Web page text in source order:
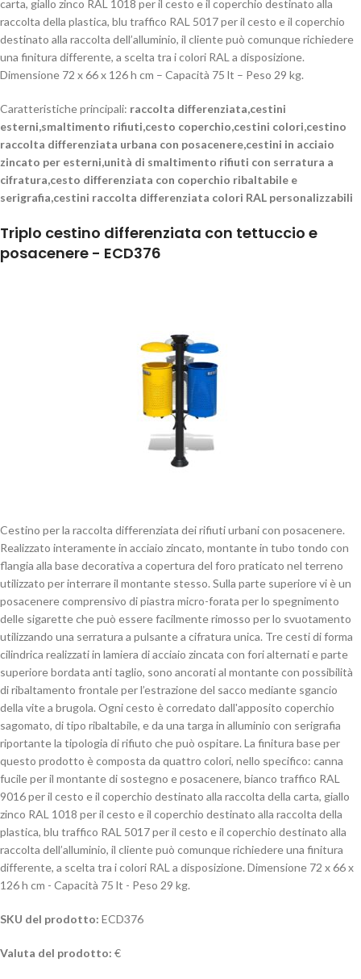
carta, giallo zinco RAL 1018 per il cesto e il coperchio destinato alla
raccolta della plastica, blu traffico RAL 5017 per il cesto e il coperchio
destinato alla raccolta dell’alluminio, il cliente può comunque richiedere
una finitura differente, a scelta tra i colori RAL a disposizione.
Dimensione 72 x 66 x 126 h cm – Capacità 75 lt – Peso 29 kg.
Caratteristiche principali: raccolta differenziata,cestini
esterni,smaltimento rifiuti,cesto coperchio,cestini colori,cestino
raccolta differenziata urbana con posacenere,cestini in acciaio
zincato per esterni,unità di smaltimento rifiuti con serratura a
cifratura,cesto differenziata con coperchio ribaltabile e
serigrafia,cestini raccolta differenziata colori RAL personalizzabili
Triplo cestino differenziata con tettuccio e
posacenere - ECD376
Cestino per la raccolta differenziata dei rifiuti urbani con posacenere.
Realizzato interamente in acciaio zincato, montante in tubo tondo con
flangia alla base decorativa a copertura del foro praticato nel terreno
utilizzato per interrare il montante stesso. Sulla parte superiore vi è un
posacenere comprensivo di piastra micro-forata per lo spegnimento
delle sigarette che può essere facilmente rimosso per lo svuotamento
utilizzando una serratura a pulsante a cifratura unica. Tre cesti di forma
cilindrica realizzati in lamiera di acciaio zincata con fori alternati e parte
superiore bordata anti taglio, sono ancorati al montante con possibilità
di ribaltamento frontale per l’estrazione del sacco mediante sgancio
della vite a brugola. Ogni cesto è corredato dall'apposito coperchio
sagomato, di tipo ribaltabile, e da una targa in alluminio con serigrafia
riportante la tipologia di rifiuto che può ospitare. La finitura base per
questo prodotto è composta da quattro colori, nello specifico: canna
fucile per il montante di sostegno e posacenere, bianco traffico RAL
9016 per il cesto e il coperchio destinato alla raccolta della carta, giallo
zinco RAL 1018 per il cesto e il coperchio destinato alla raccolta della
plastica, blu traffico RAL 5017 per il cesto e il coperchio destinato alla
raccolta dell’alluminio, il cliente può comunque richiedere una finitura
differente, a scelta tra i colori RAL a disposizione. Dimensione 72 x 66 x
126 h cm - Capacità 75 lt - Peso 29 kg.
SKU del prodotto: ECD376
Valuta del prodotto: €